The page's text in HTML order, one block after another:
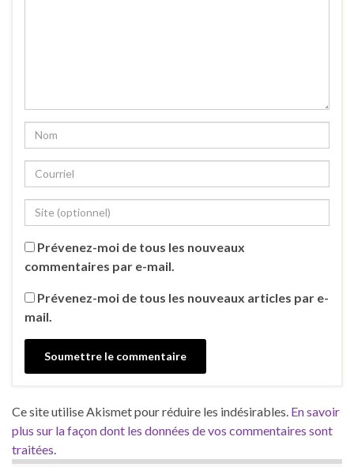
Prévenez-moi de tous les nouveaux
commentaires par e-mail.
Prévenez-moi de tous les nouveaux articles par e-
mail.
Ce site utilise Akismet pour réduire les indésirables. En savoir
plus sur la façon dont les données de vos commentaires sont
traitées.